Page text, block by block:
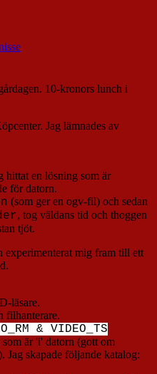
10-kronors lunch i
Jag lämnades av
hittat en lösning som är
för datorn.
(som ger en ogv-fil) och sedan
, tog väldans tid och thoggen
tjöt.
experimenterat mig fram till ett
läsare.
filhanterare.
& VIDEO_TS
är 'i' datorn (gott om
skapade följande katalog: